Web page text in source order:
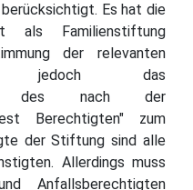
Es hat die
als Familienstiftung
der relevanten
jedoch das
des nach der
Berechtigten" zum
der Stiftung sind alle
Allerdings muss
Anfallsberechtigten